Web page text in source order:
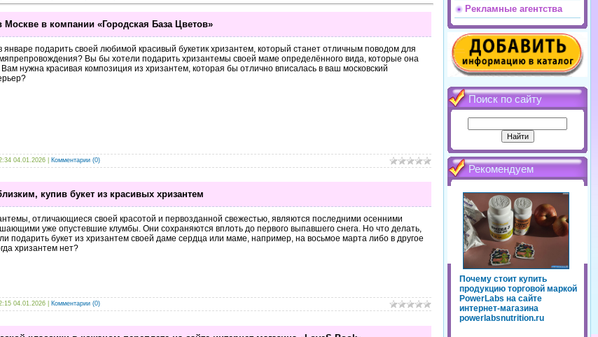
в компании «Городская База Цветов»
январе подарить своей любимой красивый букетик хризантем, который станет отличным поводом для
Вы бы хотели подарить хризантемы своей маме определённого вида, которые она
нужна красивая композиция из хризантем, которая бы отлично вписалась в ваш московский
04.01.2026 Комментарии (0)
купив букет из красивых хризантем
отличающиеся своей красотой и первозданной свежестью, являются последними осенними
уже опустевшие клумбы. Они сохраняются вплоть до первого выпавшего снега. Но что делать,
подарить букет из хризантем своей даме сердца или маме, например, на восьмое марта либо в другое
хризантем нет?
04.01.2026 Комментарии (0)
Рекламные агентства
Поиск по сайту
Рекомендуем
Почему стоит купить
продукцию торговой маркой
PowerLabs на сайте
интернет-магазина
powerlabsnutrition.ru